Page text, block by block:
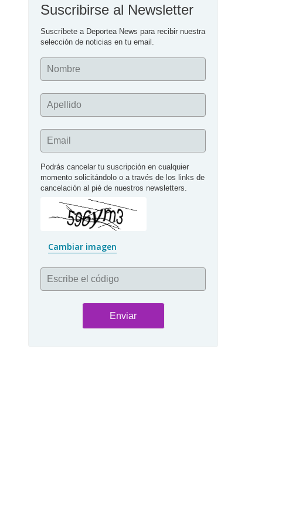
Suscribirse al Newsletter
Suscríbete a Deportea News para recibir nuestra
selección de noticias en tu email.
Nombre
Apellido
Email
Podrás cancelar tu suscripción en cualquier
momento solicitándolo o a través de los links de
cancelación al pié de nuestros newsletters.
Cambiar imagen
Escribe el código